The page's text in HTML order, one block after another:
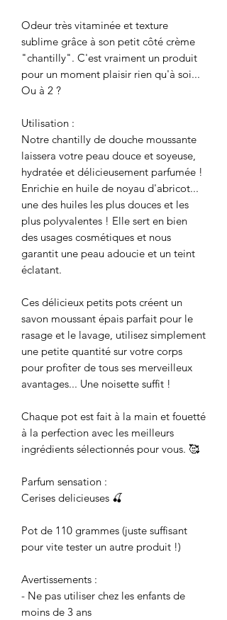
Odeur très vitaminée et texture
sublime grâce à son petit côté crème
"chantilly". C'est vraiment un produit
pour un moment plaisir rien qu'à soi...
Ou à 2 ?
Utilisation :
Notre chantilly de douche moussante
laissera votre peau douce et soyeuse,
hydratée et délicieusement parfumée !
Enrichie en huile de noyau d'abricot...
une des huiles les plus douces et les
plus polyvalentes ! Elle sert en bien
des usages cosmétiques et nous
garantit une peau adoucie et un teint
éclatant.
Ces délicieux petits pots créent un
savon moussant épais parfait pour le
rasage et le lavage, utilisez simplement
une petite quantité sur votre corps
pour profiter de tous ses merveilleux
avantages... Une noisette suffit !
Chaque pot est fait à la main et fouetté
à la perfection avec les meilleurs
ingrédients sélectionnés pour vous. 🥰
Parfum sensation :
Cerises delicieuses 🍒
Pot de 110 grammes (juste suffisant
pour vite tester un autre produit !)
Avertissements :
- Ne pas utiliser chez les enfants de
moins de 3 ans